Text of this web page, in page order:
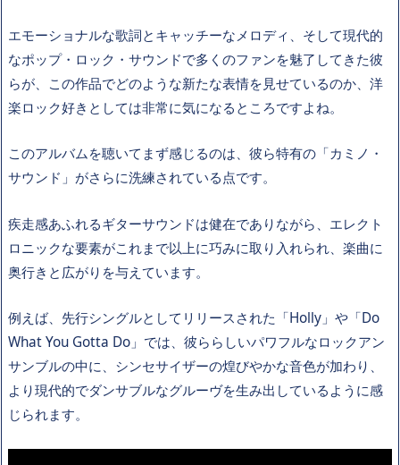
エモーショナルな歌詞とキャッチーなメロディ、そして現代的
なポップ・ロック・サウンドで多くのファンを魅了してきた彼
らが、この作品でどのような新たな表情を見せているのか、洋
楽ロック好きとしては非常に気になるところですよね。
このアルバムを聴いてまず感じるのは、彼ら特有の「カミノ・
サウンド」がさらに洗練されている点です。
疾走感あふれるギターサウンドは健在でありながら、エレクト
ロニックな要素がこれまで以上に巧みに取り入れられ、楽曲に
奥行きと広がりを与えています。
例えば、先行シングルとしてリリースされた「Holly」や「Do
What You Gotta Do」では、彼ららしいパワフルなロックアン
サンブルの中に、シンセサイザーの煌びやかな音色が加わり、
より現代的でダンサブルなグルーヴを生み出しているように感
じられます。